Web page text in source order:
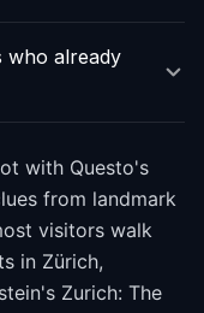
who already
with Questo's
from landmark
visitors walk
in Zürich,
Zurich: The